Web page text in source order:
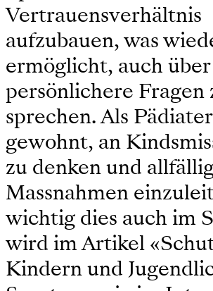
Vertrauensverhältnis
aufzubauen, was
ermöglicht, auch über
persönlichere Fragen
sprechen. Als
gewohnt, an
zu denken und
Massnahmen
wichtig dies auch im
wird im Artikel
Kindern und